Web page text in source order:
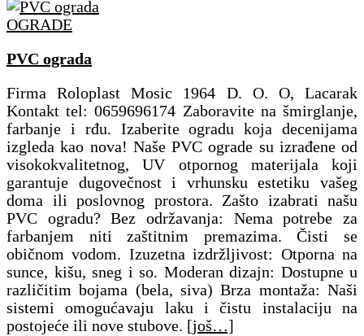
OGRADE
PVC ograda
Firma Roloplast Mosic 1964 D. O. O, Lacarak
Kontakt tel: 0659696174 Zaboravite na šmirglanje,
farbanje i rđu. Izaberite ogradu koja decenijama
izgleda kao nova! ​Naše PVC ograde su izrađene od
visokokvalitetnog, UV otpornog materijala koji
garantuje dugovečnost i vrhunsku estetiku vašeg
doma ili poslovnog prostora. Zašto izabrati našu
PVC ogradu? ​Bez održavanja: Nema potrebe za
farbanjem niti zaštitnim premazima. Čisti se
običnom vodom. ​Izuzetna izdržljivost: Otporna na
sunce, kišu, sneg i so. ​Moderan dizajn: Dostupne u
različitim bojama (bela, siva) ​Brza montaža: Naši
sistemi omogućavaju laku i čistu instalaciju na
postojeće ili nove stubove. [još…]